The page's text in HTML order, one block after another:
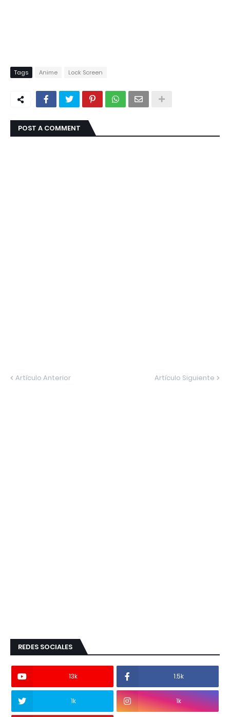
Tags Anime Lock Screen
POST A COMMENT
Artículo Anterior Artículo Siguiente
REDES SOCIALES
13k 1.5k
1k 1k